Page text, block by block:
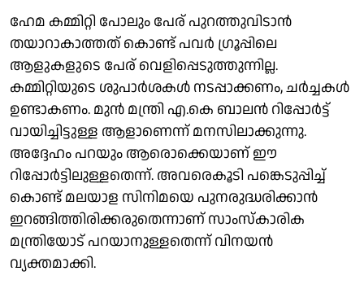
ഹേമ കമ്മിറ്റി പോലും പേര് പുറത്തുവിടാന്‍
തയാറാകാത്തത് കൊണ്ട് പവര്‍ ഗ്രൂപ്പിലെ
ആളുകളുടെ പേര് വെളിപ്പെടുത്തുന്നില്ല.
കമ്മിറ്റിയുടെ ശുപാര്‍ശകള്‍ നടപ്പാക്കണം, ചര്‍ച്ചകള്‍
ഉണ്ടാകണം. മുന്‍ മന്ത്രി എ.കെ ബാലന്‍ റിപ്പോര്‍ട്ട്
വായിച്ചിട്ടുള്ള ആളാണെന്ന് മനസിലാക്കുന്നു.
അദ്ദേഹം പറയും ആരൊക്കെയാണ് ഈ
റിപ്പോര്‍ട്ടിലുള്ളതെന്ന്. അവരെകൂടി പങ്കെടുപ്പിച്ച്
കൊണ്ട് മലയാള സിനിമയെ പുനരുദ്ധരിക്കാന്‍
ഇറങ്ങിത്തിരിക്കരുതെന്നാണ് സാംസ്കാരിക
മന്ത്രിയോട് പറയാനുള്ളതെന്ന് വിനയന്‍
വ്യക്തമാക്കി.